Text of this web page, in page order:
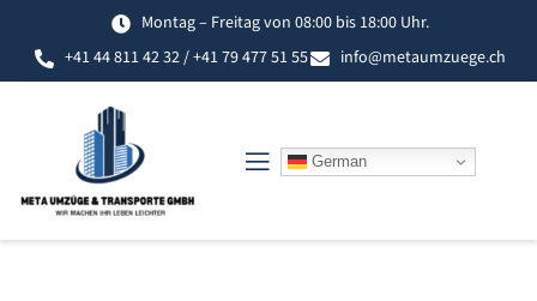
Inhalt
springen
Montag – Freitag von 08:00 bis 18:00 Uhr.
+41 44 811 42 32 / +41 79 477 51 55
info@metaumzuege.ch
German